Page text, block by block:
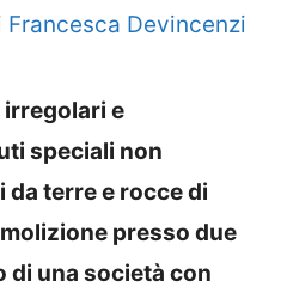
Francesca Devincenzi
e
speciali non
terre e rocce di
presso due
di una società con